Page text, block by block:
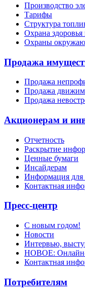
Производство
Тарифы
Структура
Охрана здоровья
Охраны
Продажа
Продажа
Продажа
Продажа
Акционерам и
Отчетность
Раскрытие
Ценные бумаги
Инсайдерам
Информация для
Контактная
Пресс-центр
С новым годом!
Новости
Интервью,
НОВОЕ: Онлайн-
Контактная
Потребителям